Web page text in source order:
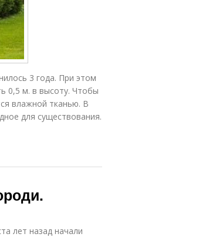
3 года. При этом
0,5 м. в высоту. Чтобы
влажной тканью. В
для существования.
лет назад начали